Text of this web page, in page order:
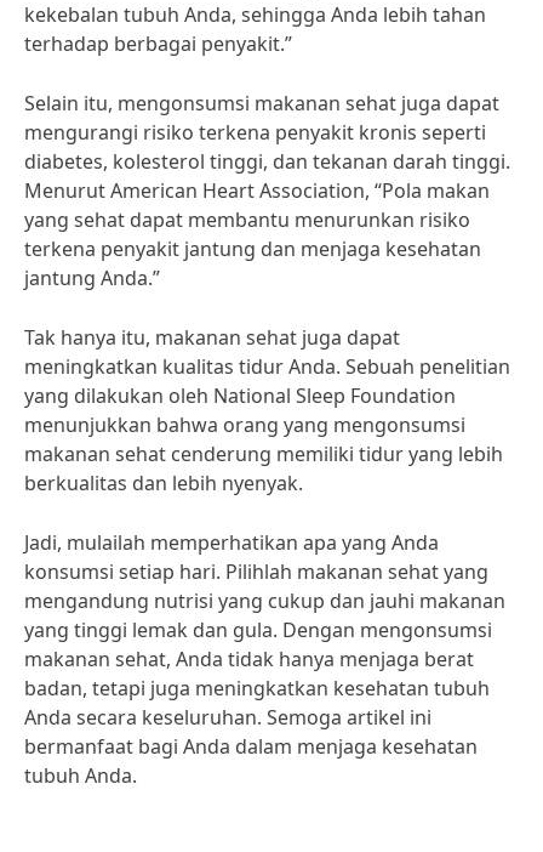
kekebalan tubuh Anda, sehingga Anda lebih tahan
terhadap berbagai penyakit.”
Selain itu, mengonsumsi makanan sehat juga dapat
mengurangi risiko terkena penyakit kronis seperti
diabetes, kolesterol tinggi, dan tekanan darah tinggi.
Menurut American Heart Association, “Pola makan
yang sehat dapat membantu menurunkan risiko
terkena penyakit jantung dan menjaga kesehatan
jantung Anda.”
Tak hanya itu, makanan sehat juga dapat
meningkatkan kualitas tidur Anda. Sebuah penelitian
yang dilakukan oleh National Sleep Foundation
menunjukkan bahwa orang yang mengonsumsi
makanan sehat cenderung memiliki tidur yang lebih
berkualitas dan lebih nyenyak.
Jadi, mulailah memperhatikan apa yang Anda
konsumsi setiap hari. Pilihlah makanan sehat yang
mengandung nutrisi yang cukup dan jauhi makanan
yang tinggi lemak dan gula. Dengan mengonsumsi
makanan sehat, Anda tidak hanya menjaga berat
badan, tetapi juga meningkatkan kesehatan tubuh
Anda secara keseluruhan. Semoga artikel ini
bermanfaat bagi Anda dalam menjaga kesehatan
tubuh Anda.